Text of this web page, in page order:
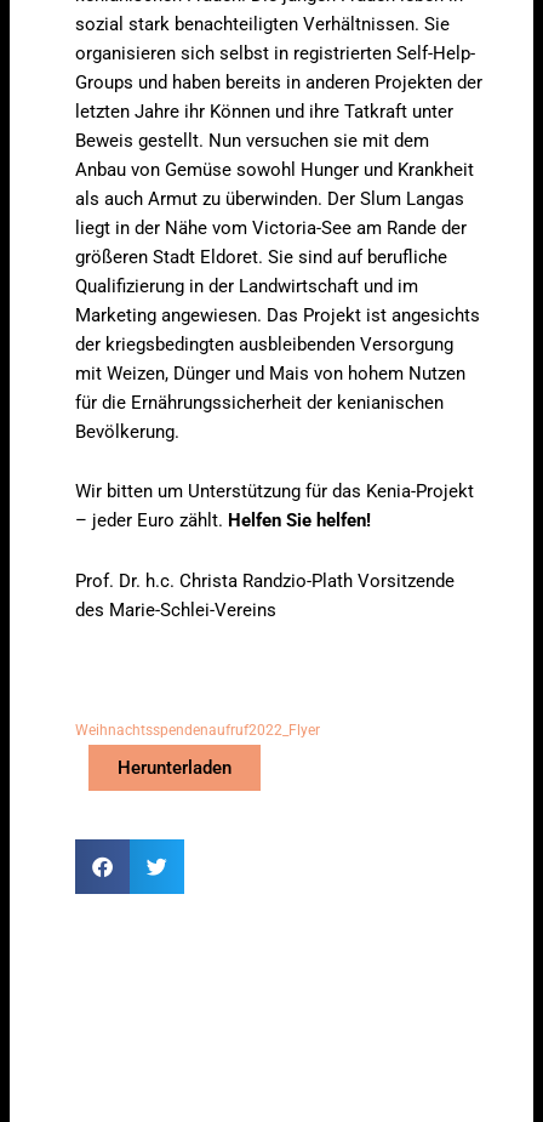
sozial stark benachteiligten Verhältnissen. Sie
organisieren sich selbst in registrierten Self-Help-
Groups und haben bereits in anderen Projekten der
letzten Jahre ihr Können und ihre Tatkraft unter
Beweis gestellt. Nun versuchen sie mit dem
Anbau von Gemüse sowohl Hunger und Krankheit
als auch Armut zu überwinden. Der Slum Langas
liegt in der Nähe vom Victoria-See am Rande der
größeren Stadt Eldoret. Sie sind auf berufliche
Qualifizierung in der Landwirtschaft und im
Marketing angewiesen. Das Projekt ist angesichts
der kriegsbedingten ausbleibenden Versorgung
mit Weizen, Dünger und Mais von hohem Nutzen
für die Ernährungssicherheit der kenianischen
Bevölkerung.
Wir bitten um Unterstützung für das Kenia-Projekt
– jeder Euro zählt. Helfen Sie helfen!
Prof. Dr. h.c. Christa Randzio-Plath Vorsitzende
des Marie-Schlei-Vereins
Weihnachtsspendenaufruf2022_Flyer
Herunterladen